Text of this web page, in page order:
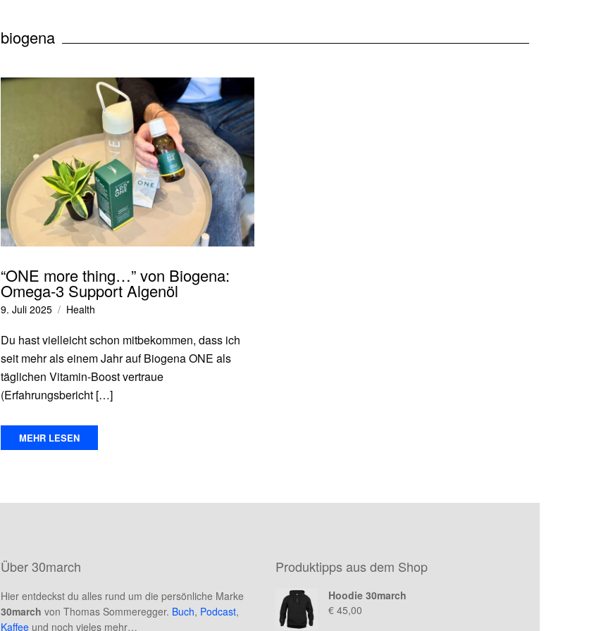
biogena
“ONE more thing…” von Biogena:
Omega-3 Support Algenöl
9. Juli 2025 Health
Du hast vielleicht schon mitbekommen, dass ich
seit mehr als einem Jahr auf Biogena ONE als
täglichen Vitamin-Boost vertraue
(Erfahrungsbericht […]
MEHR LESEN
Über 30march
Hier entdeckst du alles rund um die persönliche Marke
30march von Thomas Sommeregger. Buch, Podcast,
Kaffee und noch vieles mehr…
Produktipps aus dem Shop
Hoodie 30march
€ 45,00